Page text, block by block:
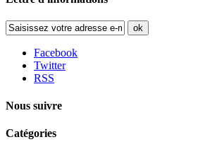
ok
Facebook
Twitter
RSS
Nous suivre
Catégories